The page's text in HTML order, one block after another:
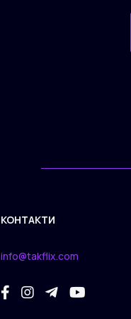
КОНТАКТИ
info@takflix.com